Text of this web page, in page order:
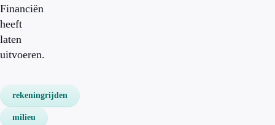
Financiën
heeft
laten
uitvoeren.
rekeningrijden
milieu